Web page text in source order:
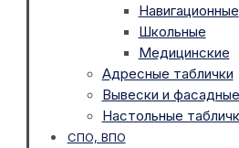
Навигационные
Школьные
Медицинские
Адресные таблички
Вывески и
Настольные
СПО, ВПО